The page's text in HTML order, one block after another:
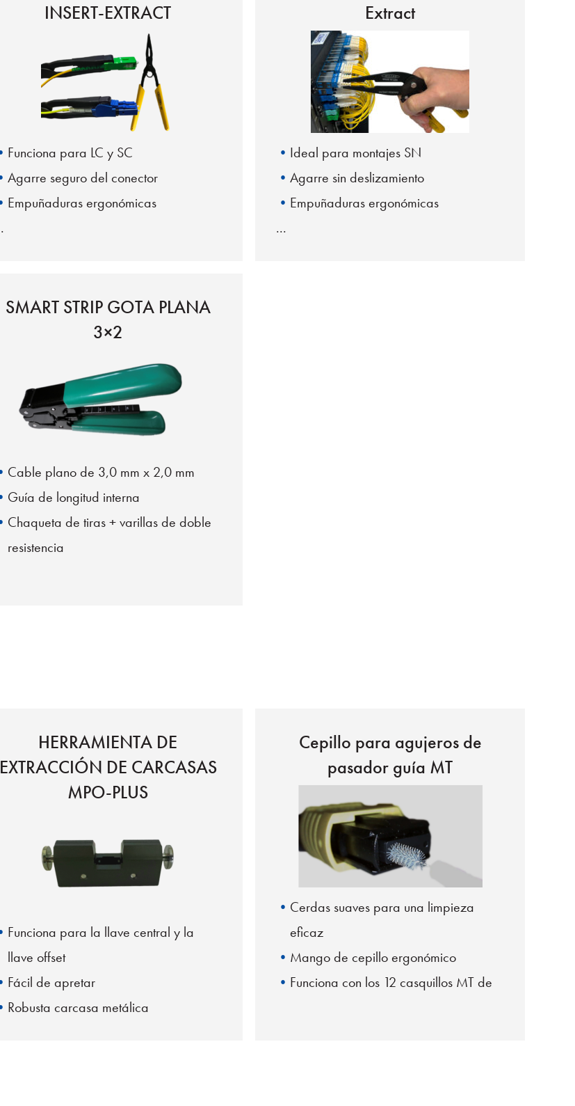
INSERT-EXTRACT
Funciona para LC y SC
Agarre seguro del conector
Empuñaduras ergonómicas
Extract
Ideal para montajes SN
Agarre sin deslizamiento
Empuñaduras ergonómicas
SMART STRIP GOTA PLANA
3×2
Cable plano de 3,0 mm x 2,0 mm
Guía de longitud interna
Chaqueta de tiras + varillas de doble
resistencia
HERRAMIENTA DE
EXTRACCIÓN DE CARCASAS
MPO-PLUS
Funciona para la llave central y la
llave offset
Fácil de apretar
Robusta carcasa metálica
Cepillo para agujeros de
pasador guía MT
Cerdas suaves para una limpieza
eficaz
Mango de cepillo ergonómico
Funciona con los 12 casquillos MT de